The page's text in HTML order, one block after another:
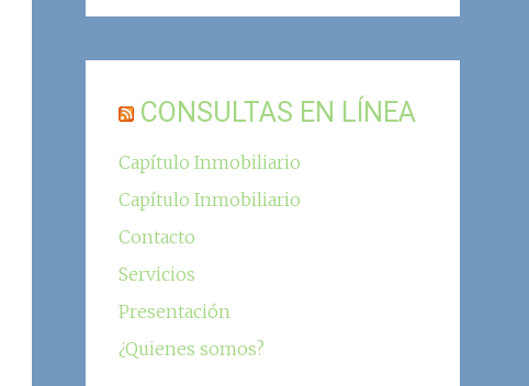
CONSULTAS EN LÍNEA
Capítulo Inmobiliario
Capítulo Inmobiliario
Contacto
Servicios
Presentación
¿Quienes somos?